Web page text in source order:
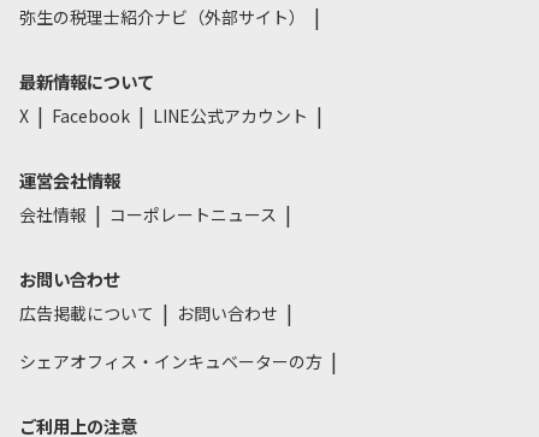
弥生の税理士紹介ナビ（外部サイト）
最新情報について
X Facebook LINE公式アカウント
運営会社情報
会社情報 コーポレートニュース
お問い合わせ
広告掲載について
お問い合わせ
シェアオフィス・インキュベーターの方
ご利用上の注意